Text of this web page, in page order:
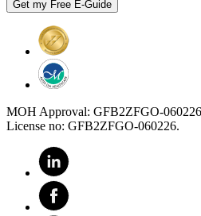
MOH Approval: GFB2ZFGO-
License no: GFB2ZFGO-060226.